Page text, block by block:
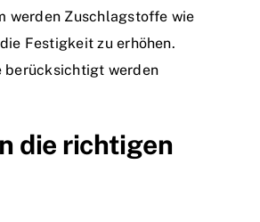
werden Zuschlagstoffe wie
Festigkeit zu erhöhen.
berücksichtigt werden
die richtigen